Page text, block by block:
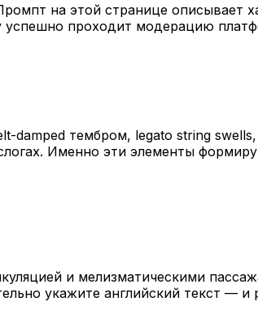
на этой странице описывает
успешно проходит модерацию
тембром, legato string
Именно эти элементы
и мелизматическими
укажите английский текст — и